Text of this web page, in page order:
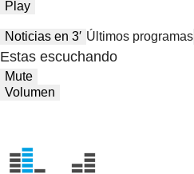
Play
Noticias en 3′ Últimos programas
Estas escuchando
Mute
Volumen